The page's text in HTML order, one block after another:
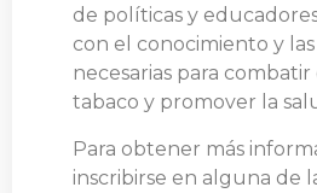
de políticas y
con el conocimiento y
necesarias para
tabaco y promover la
Para obtener más
inscribirse en alguna de